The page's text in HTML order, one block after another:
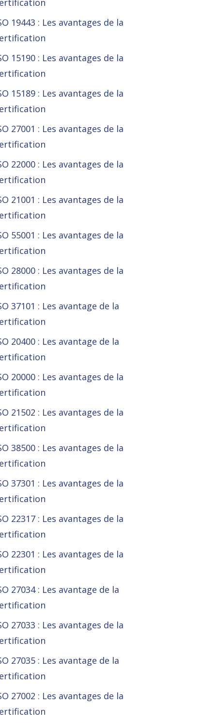
19443 : Les avantages de la
15190 : Les avantages de la
15189 : Les avantages de la
27001 : Les avantages de la
22000 : Les avantages de la
21001 : Les avantages de la
55001 : Les avantages de la
28000 : Les avantages de la
37101 : Les avantage de la
20400 : Les avantage de la
20000 : Les avantages de la
21502 : Les avantages de la
38500 : Les avantages de la
37301 : Les avantages de la
22317 : Les avantages de la
22301 : Les avantages de la
27034 : Les avantage de la
27033 : Les avantages de la
27035 : Les avantage de la
27002 : Les avantages de la